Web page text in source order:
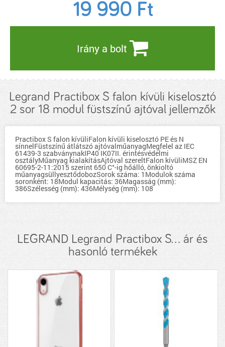
19 990 Ft
Irány a bolt
Legrand Practibox S falon kívüli kiselosztó
2 sor 18 modul füstszínű ajtóval jellemzők
Practibox S falon kívüliFalon kívüli kiselosztó PE és N
sínnelFüstszínű átlátszó ajtóvalműanyagMegfelel az IEC
61439-3 szabványnakIP40 IK07II. érintésvédelmi
osztályMűanyag kialakításAjtóval szereltFalon kívüliMSZ EN
60695-2-11:2015 szerint 650 C°-ig hőálló, önkioltó
műanyagsüllyesztődobozSorok száma: 1Modulok száma
soronként: 18Modul kapacitás: 36Magasság (mm):
386Szélesség (mm): 436Mélység (mm): 108
LEGRAND Legrand Practibox S... ár és
hasonló termékek